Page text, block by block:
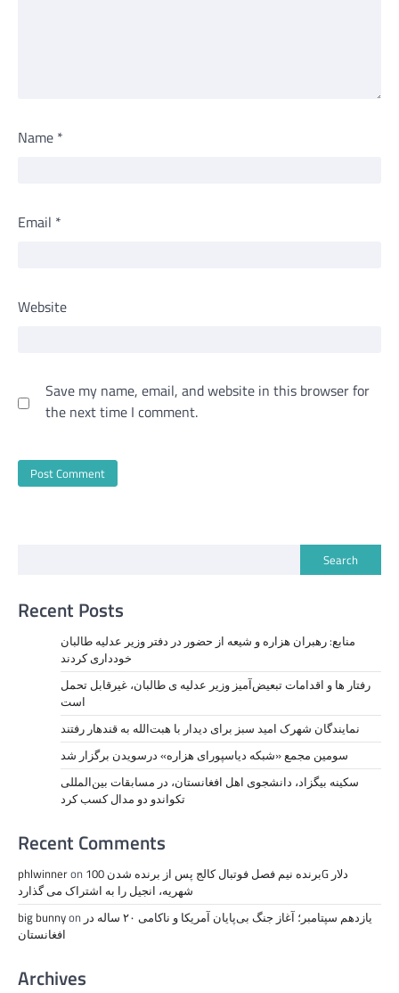
Name *
Email *
Website
Save my name, email, and website in this browser for
the next time I comment.
Search
Recent Posts
منابع: رهبران هزاره و شیعه از حضور در دفتر وزیر عدلیه طالبان
خودداری کردند
رفتار ها و اقدامات تبعیض‌آمیز وزیر عدلیه ی طالبان، ‏غیرقابل تحمل
است
نمايندگان شهرک امید سبز برای دیدار با هبت‌الله به قندهار رفتند
سومین مجمع «شبکه دیاسپورای هزاره» درسویدن برگزار شد
سکینه بیگزاد، دانشجوی اهل افغانستان، در مسابقات بین‌المللی
تکواندو دو مدال کسب کرد
Recent Comments
phlwinneron برنده نیم فصل فوتبال کالج پس از برنده شدن 100G دلار
شهریه، انجیل را به اشتراک می گذارد
big bunnyon یازدهم سپتامبر؛ آغاز جنگ بی‌پایان آمریکا و ناکامی ۲۰ ساله در
افغانستان
Archives